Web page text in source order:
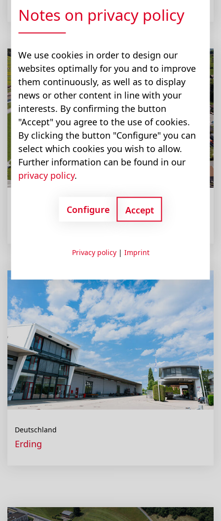
Deutschland
Erding
Notes on privacy policy
We use cookies in order to design our
websites optimally for you and to improve
them continuously, as well as to display
news or other content in line with your
interests. By confirming the button
"Accept" you agree to the use of cookies.
By clicking the button "Configure" you can
select which cookies you wish to allow.
Further information can be found in our
privacy policy.
Configure Accept
Privacy policy| Imprint